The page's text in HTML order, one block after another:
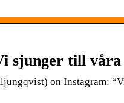
sjunger till
on Instagram: